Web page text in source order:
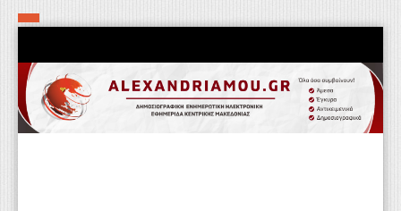
Αρχική
Τα εν δήμω εν οίκω
Πολιτιστικά-Εκκλησιαστικά